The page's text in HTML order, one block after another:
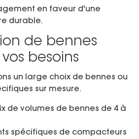
en faveur d'une
durable.
de bennes
besoins
un large choix de bennes ou
sur mesure.
de volumes de bennes de 4 à
spécifiques de compacteurs